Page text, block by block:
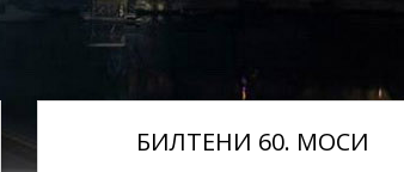
БИЛТЕНИ 60. МОСИ